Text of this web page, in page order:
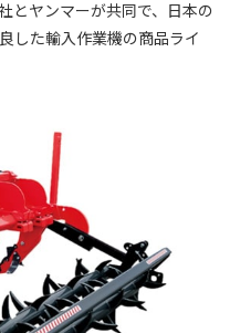
とヤンマーが共同で、日本の
した輸入作業機の商品ライ